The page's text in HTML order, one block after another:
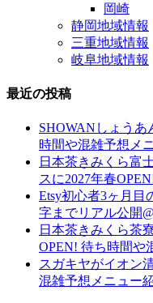
岡崎
静岡地域情報
三重地域情報
岐阜地域情報
最近の投稿
SHOWANしょうあ
時間や混雑予想メ
日本茶きみくら富
スに2027年春
Etsy初心者3ヶ月目
字までリアル公開
日本茶きみくら茶
OPEN! 待ち時間や
スガキヤがイオン
混雑予想メニュー